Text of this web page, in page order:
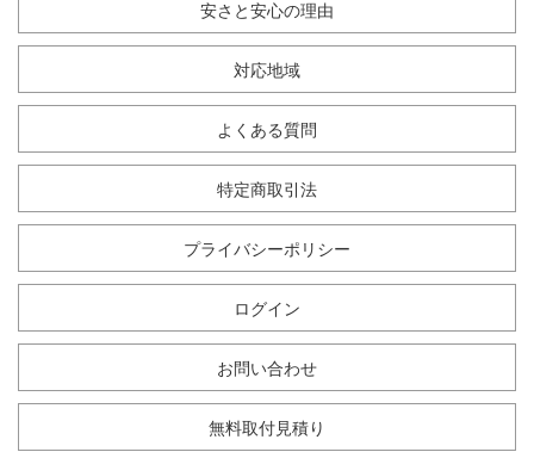
安さと安心の理由
対応地域
よくある質問
特定商取引法
プライバシーポリシー
ログイン
お問い合わせ
無料取付見積り